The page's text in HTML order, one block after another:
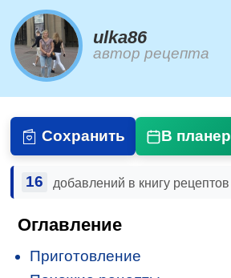
ulka86
автор рецепта
Сохранить В планер
16 добавлений в книгу рецептов
Оглавление
Приготовление